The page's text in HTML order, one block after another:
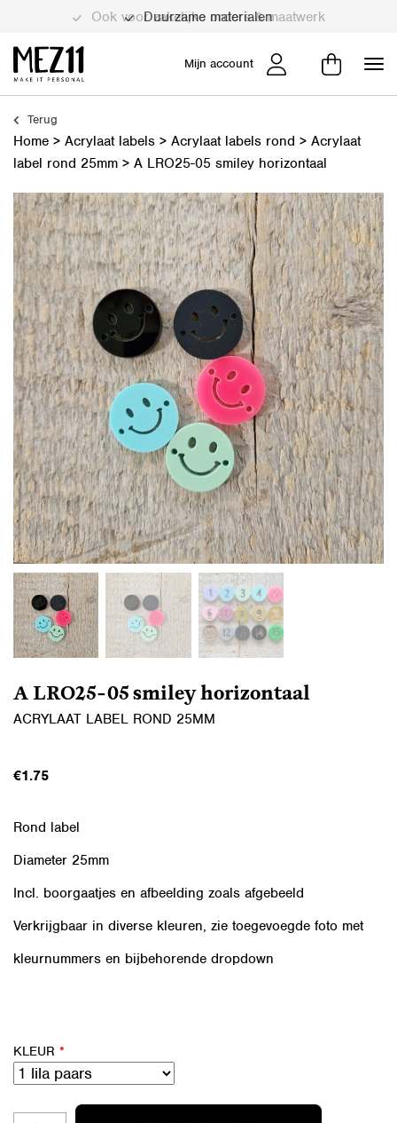
Duurzame materialen
Mijn account
Terug
Home > Acrylaat labels > Acrylaat labels rond > Acrylaat
label rond 25mm > A LRO25-05 smiley horizontaal
A LRO25-05 smiley horizontaal
ACRYLAAT LABEL ROND 25MM
€1.75
Rond label
Diameter 25mm
Incl. boorgaatjes en afbeelding zoals afgebeeld
Verkrijgbaar in diverse kleuren, zie toegevoegde foto met
kleurnummers en bijbehorende dropdown
KLEUR *